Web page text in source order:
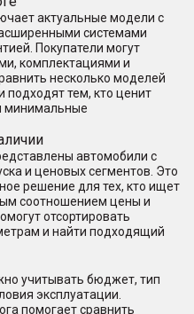
актуальные модели с
системами
Покупатели могут
комплектациями и
несколько моделей
тем, кто ценит
минимальные
автомобили с
и ценовых сегментов. Это
решение для тех, кто ищет
соотношением цены и
отсортировать
и найти подходящий
учитывать бюджет, тип
эксплуатации.
помогает сравнить